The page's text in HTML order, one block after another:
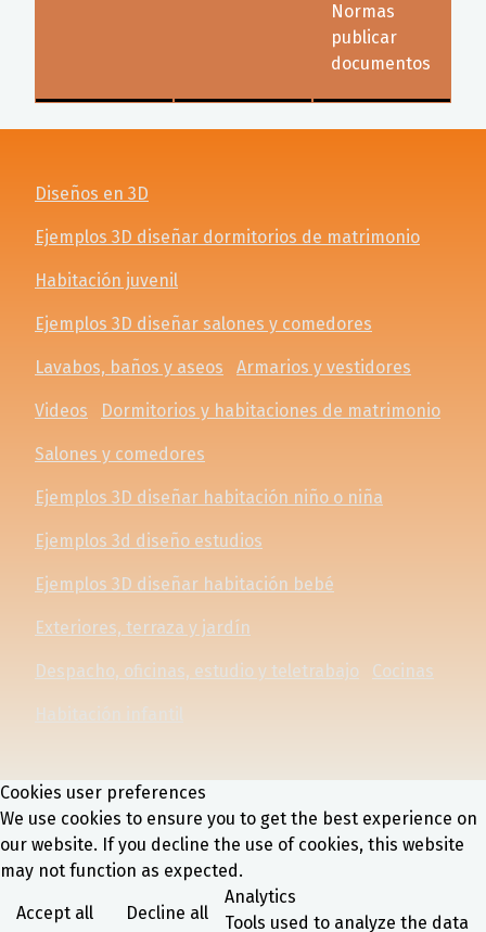
Normas
publicar
documentos
Diseños en 3D
Ejemplos 3D diseñar dormitorios de matrimonio
Habitación juvenil
Ejemplos 3D diseñar salones y comedores
Lavabos, baños y aseos Armarios y vestidores
Videos Dormitorios y habitaciones de matrimonio
Salones y comedores
Ejemplos 3D diseñar habitación niño o niña
Ejemplos 3d diseño estudios
Ejemplos 3D diseñar habitación bebé
Exteriores, terraza y jardín
Despacho, oficinas, estudio y teletrabajo Cocinas
Habitación infantil
Cookies user preferences
We use cookies to ensure you to get the best experience on
our website. If you decline the use of cookies, this website
may not function as expected.
Accept all Decline all
Analytics
Tools used to analyze the data